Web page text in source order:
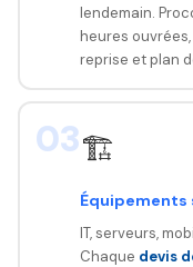
lendemain.
heures
reprise et plan
03🏗️
Équipements
IT, serveurs,
Chaque devis